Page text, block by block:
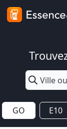
GO E10